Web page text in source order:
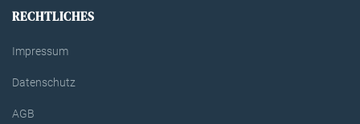
RECHTLICHES
Impressum
Datenschutz
AGB